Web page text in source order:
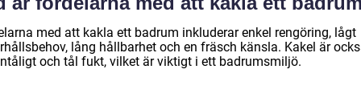
med att kakla ett badrum inkluderar enkel rengöring, lågt
lång hållbarhet och en fräsch känsla. Kakel är
och tål fukt, vilket är viktigt i ett badrumsmiljö.